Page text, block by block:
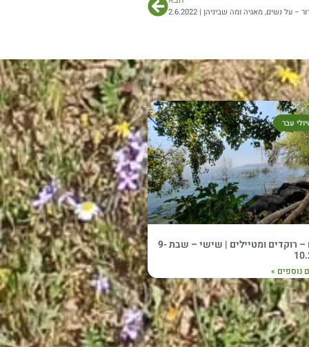
נשים, מאגיה ומה שביניהן | 2.6.2022
עבר
נעים – רוקדים ומטיילים | שישי – שבת 9-
נוספים »